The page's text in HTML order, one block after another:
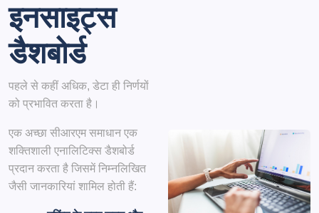
इनसाइट्स
डैशबोर्ड
पहले से कहीं अधिक, डेटा ही निर्णयों
को प्रभावित करता है।
एक अच्छा सीआरएम समाधान एक
शक्तिशाली एनालिटिक्स डैशबोर्ड
प्रदान करता है जिसमें निम्नलिखित
जैसी जानकारियां शामिल होती हैं: